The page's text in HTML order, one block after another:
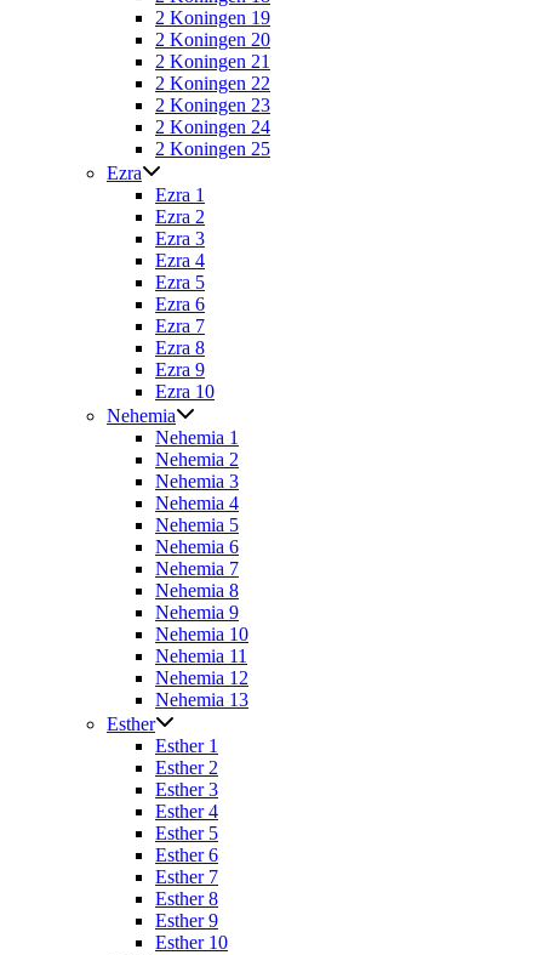
2 Koningen 19
2 Koningen 20
2 Koningen 21
2 Koningen 22
2 Koningen 23
2 Koningen 24
2 Koningen 25
Ezra
Ezra 1
Ezra 2
Ezra 3
Ezra 4
Ezra 5
Ezra 6
Ezra 7
Ezra 8
Ezra 9
Ezra 10
Nehemia
Nehemia 1
Nehemia 2
Nehemia 3
Nehemia 4
Nehemia 5
Nehemia 6
Nehemia 7
Nehemia 8
Nehemia 9
Nehemia 10
Nehemia 11
Nehemia 12
Nehemia 13
Esther
Esther 1
Esther 2
Esther 3
Esther 4
Esther 5
Esther 6
Esther 7
Esther 8
Esther 9
Esther 10